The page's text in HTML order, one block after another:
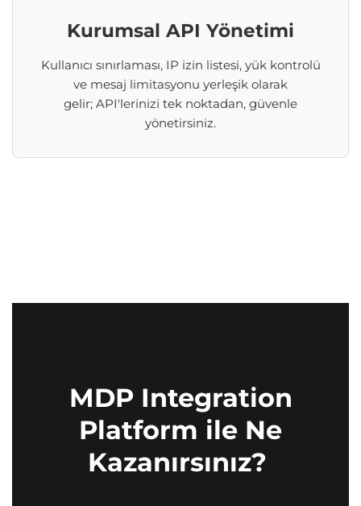
Kurumsal API Yönetimi
Kullanıcı sınırlaması, IP izin listesi, yük kontrolü
ve mesaj limitasyonu yerleşik olarak
gelir; API'lerinizi tek noktadan, güvenle
yönetirsiniz.
MDP Integration
Platform ile Ne
Kazanırsınız?